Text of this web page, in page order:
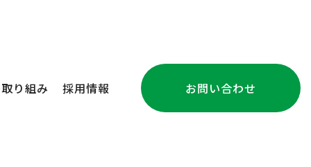
り組み 採用情報 お問い合わせ